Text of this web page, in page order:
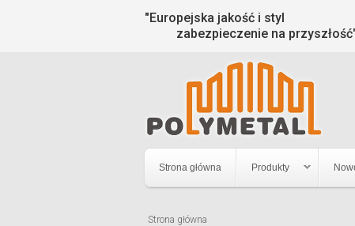
"Europejska jakość i styl
zabezpieczenie na
Strona główna Produkty
Strona główna